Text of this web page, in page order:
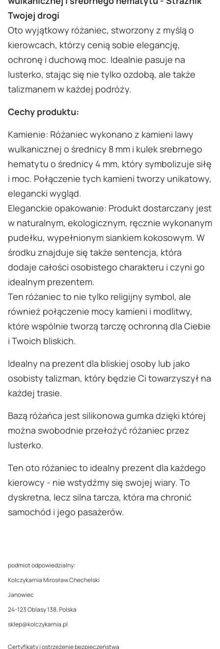
Twojej drogi
Oto wyjątkowy różaniec, stworzony z myślą o
kierowcach, którzy cenią sobie elegancję,
ochronę i duchową moc. Idealnie pasuje na
lusterko, stając się nie tylko ozdobą, ale także
talizmanem w każdej podróży.
Cechy produktu:
Kamienie: Różaniec wykonano z kamieni lawy
wulkanicznej o średnicy 8 mm i kulek srebrnego
hematytu o średnicy 4 mm, który symbolizuje siłę
i moc. Połączenie tych kamieni tworzy unikatowy,
elegancki wygląd.
Eleganckie opakowanie: Produkt dostarczany jest
w naturalnym, ekologicznym, ręcznie wykonanym
pudełku, wypełnionym siankiem kokosowym. W
środku znajduje się także sentencja, która
dodaje całości osobistego charakteru i czyni go
idealnym prezentem.
Ten różaniec to nie tylko religijny symbol, ale
również połączenie mocy kamieni i modlitwy,
które wspólnie tworzą tarczę ochronną dla Ciebie
i Twoich bliskich.
Idealny na prezent dla bliskiej osoby lub jako
osobisty talizman, który będzie Ci towarzyszył na
każdej trasie.
Bazą różańca jest silikonowa gumka dzięki której
można swobodnie przełożyć różaniec przez
lusterko.
Ten oto różaniec to idealny prezent dla każdego
kierowcy - nie wstydźmy się swojej wiary. To
dyskretna, lecz silna tarcza, która ma chronić
samochód i jego pasażerów.
podmiot odpowiedzialny:
Kolczykarnia Mirosław Chechelski
Janowiec
24-123 Oblasy 138, Polska
sklep@kolczykarnia.pl
Certyfikaty i ostrzeżenie bezpieczeństwa